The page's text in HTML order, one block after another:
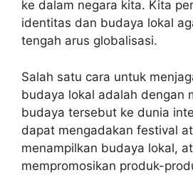
ke dalam negara kita. Kita
identitas dan budaya lokal
tengah arus globalisasi.
Salah satu cara untuk
budaya lokal adalah dengan
budaya tersebut ke dunia
dapat mengadakan festival
menampilkan budaya lokal,
mempromosikan produk-